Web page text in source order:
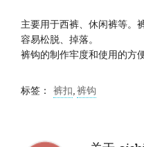
主要用于西裤、休闲裤等。
容易松脱、掉落。
裤钩的制作牢度和使用的方
标签： 裤扣,裤钩